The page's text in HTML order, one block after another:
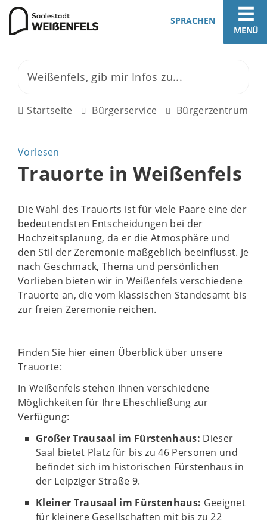
MENÜ
SPRACHEN
Startseite Bürgerservice Bürgerzentrum
Vorlesen
Trauorte in Weißenfels
Die Wahl des Trauorts ist für viele Paare eine der
bedeutendsten Entscheidungen bei der
Hochzeitsplanung, da er die Atmosphäre und
den Stil der Zeremonie maßgeblich beeinflusst. Je
nach Geschmack, Thema und persönlichen
Vorlieben bieten wir in Weißenfels verschiedene
Trauorte an, die vom klassischen Standesamt bis
zur freien Zeremonie reichen.
Finden Sie hier einen Überblick über unsere
Trauorte:
In Weißenfels stehen Ihnen verschiedene
Möglichkeiten für Ihre Eheschließung zur
Verfügung:
Großer Trausaal im Fürstenhaus: Dieser
Saal bietet Platz für bis zu 46 Personen und
befindet sich im historischen Fürstenhaus in
der Leipziger Straße 9.
Kleiner Trausaal im Fürstenhaus: Geeignet
für kleinere Gesellschaften mit bis zu 22